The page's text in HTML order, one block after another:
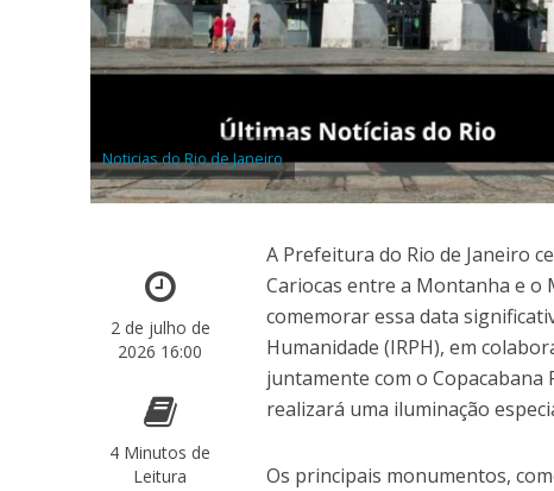
Noticias do Rio de Janeiro
2 de julho de
2026 16:00
4 Minutos de
Leitura
A Prefeitura do Rio de Janeiro
Cariocas entre a Montanha e o
comemorar essa data
Humanidade (IRPH), em
juntamente com o Copacabana
realizará uma iluminação
Os principais monumentos,